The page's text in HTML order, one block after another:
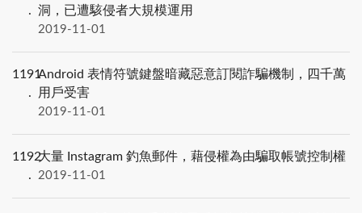
洞，已遭駭侵者大規模運用
2019-11-01
1191Android 表情符號鍵盤暗藏惡意訂閱詐騙機制，四千萬
用戶受害
2019-11-01
1192大量 Instagram 釣魚郵件，藉侵權為由騙取帳號控制權
2019-11-01